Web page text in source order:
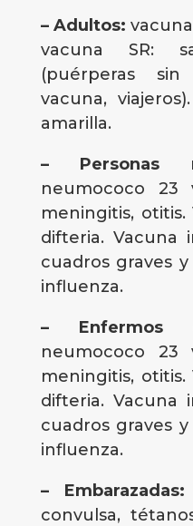
– Adultos:
vacuna SR:
(puérperas
vacuna,
amarilla.
– Personas
neumococo 23
meningitis, otitis.
difteria. Vacuna
cuadros graves
influenza.
– Enfermos
neumococo 23
meningitis, otitis.
difteria. Vacuna
cuadros graves
influenza.
– Embarazadas:
convulsa,